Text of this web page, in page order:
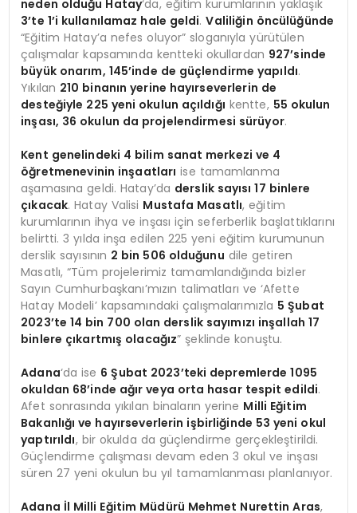
neden olduğu Hatay‘da, eğitim kurumlarının yaklaşık
3’te 1’i kullanılamaz hale geldi.Valiliğin öncülüğünde
“Eğitim Hatay’a nefes oluyor” sloganıyla yürütülen
çalışmalar kapsamında kentteki okullardan 927’sinde
büyük onarım, 145’inde de güçlendirme yapıldı.
Yıkılan 210 binanın yerine hayırseverlerin de
desteğiyle 225 yeni okulun açıldığı kentte, 55 okulun
inşası, 36 okulun da projelendirmesi sürüyor.
Kent genelindeki 4 bilim sanat merkezi ve 4
öğretmenevinin inşaatları ise tamamlanma
aşamasına geldi. Hatay’da derslik sayısı 17 binlere
çıkacak. Hatay Valisi Mustafa Masatlı, eğitim
kurumlarının ihya ve inşası için seferberlik başlattıklarını
belirtti. 3 yılda inşa edilen 225 yeni eğitim kurumunun
derslik sayısının 2 bin 506 olduğunu dile getiren
Masatlı, “Tüm projelerimiz tamamlandığında bizler
Sayın Cumhurbaşkanı’mızın talimatları ve ‘Afette
Hatay Modeli’ kapsamındaki çalışmalarımızla 5 Şubat
2023’te 14 bin 700 olan derslik sayımızı inşallah 17
binlere çıkartmış olacağız” şeklinde konuştu.
Adana‘da ise 6 Şubat 2023’teki depremlerde 1095
okuldan 68’inde ağır veya orta hasar tespit edildi.
Afet sonrasında yıkılan binaların yerine Milli Eğitim
Bakanlığı ve hayırseverlerin işbirliğinde 53 yeni okul
yaptırıldı, bir okulda da güçlendirme gerçekleştirildi.
Güçlendirme çalışması devam eden 3 okul ve inşası
süren 27 yeni okulun bu yıl tamamlanması planlanıyor.
Adana İl Milli Eğitim Müdürü Mehmet Nurettin Aras,